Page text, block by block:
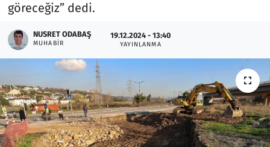
göreceğiz” dedi.
NUSRET ODABAŞ
MUHABIR
19.12.2024 - 13:40
YAYINLANMA
Resmi İlanlar
Rüya Tabirleri
Savunma Sanayi
Seçim 2023